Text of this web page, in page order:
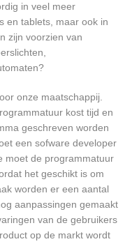
in veel meer
en tablets, maar ook in
zijn voorzien van
onze maatschappij.
kost tijd en
geschreven worden
een sofware developer
moet de programmatuur
het geschikt is om
worden er een aantal
aanpassingen gemaakt
van de gebruikers
op de markt wordt